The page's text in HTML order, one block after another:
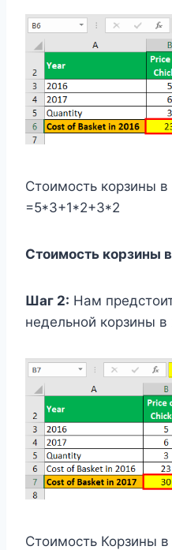
Стоимость корзины в
=5*3+1*2+3*2
Стоимость корзины
Шаг 2: Нам
недельной корзины в
Стоимость Корзины